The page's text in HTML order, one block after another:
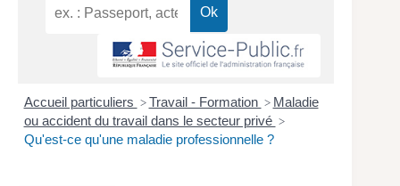
Accueil particuliers > Travail - Formation > Maladie
ou accident du travail dans le secteur privé >
Qu'est-ce qu'une maladie professionnelle ?